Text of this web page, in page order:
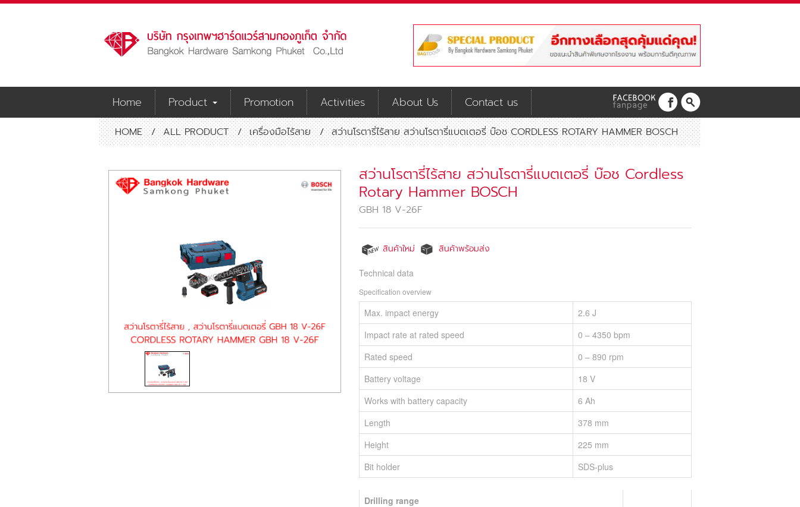
Home Product Promotion Activities About Us Contact us
HOME / ALL PRODUCT / เครื่องมือไร้สาย / สว่านโรตารี่ไร้สาย สว่านโรตารี่แบตเตอรี่ บ๊อช CORDLESS ROTARY HAMMER BOSCH
สว่านโรตารี่ไร้สาย สว่านโรตารี่แบตเตอรี่ บ๊อช Cordless
Rotary Hammer BOSCH
GBH 18 V-26F
สินค้าใหม่ สินค้าพร้อมส่ง
Technical data
Specification overview
Max. impact energy
2.6 J
Impact rate at rated speed
0 – 4350 bpm
Rated speed
0 – 890 rpm
Battery voltage
18 V
Works with battery capacity
6 Ah
Length
378 mm
Height
225 mm
Bit holder
SDS-plus
Drilling range